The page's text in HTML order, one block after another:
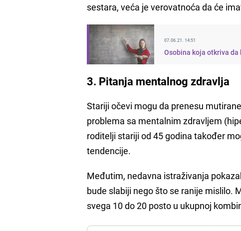
sestara, veća je verovatnoća da će
07.06.21. 14:51
Osobina koja otkriva
3. Pitanja mentalnog zdravlja
Stariji očevi mogu da prenesu
problema sa mentalnim zdravljem
roditelji stariji od 45 godina također
tendencije.
Međutim, nedavna istraživanja
bude slabiji nego što se ranije mislilo.
svega 10 do 20 posto u ukupnoj